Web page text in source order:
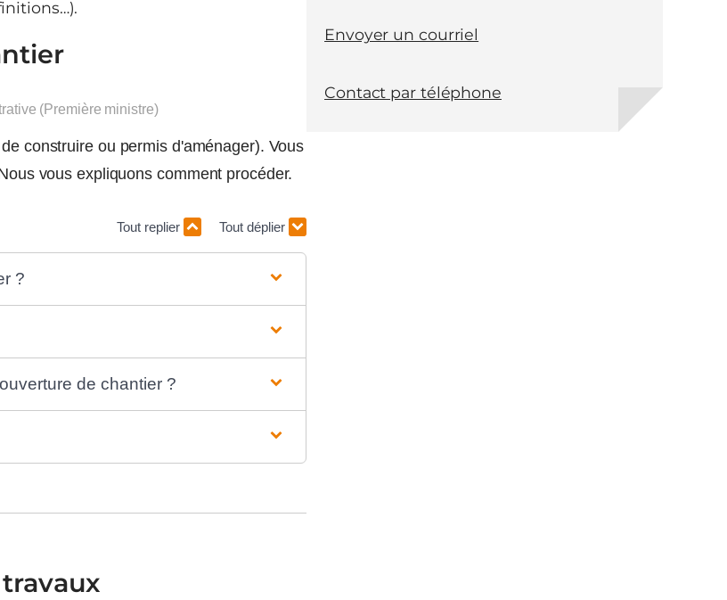
(Première ministre)
construire ou permis d'aménager). Vous
vous expliquons comment procéder.
Tout replier Tout déplier
?
de chantier ?
Envoyer un courriel
Contact par téléphone